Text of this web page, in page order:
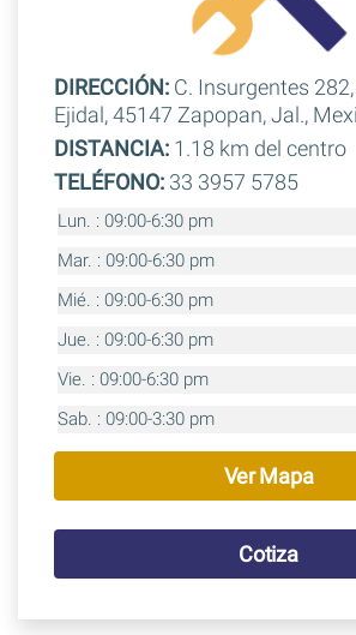
DIRECCIÓN:C. Insurgentes
Ejidal, 45147 Zapopan, Jal.,
DISTANCIA:1.18 km del centro
TELÉFONO:33 3957 5785
Lun. : 09:00-6:30 pm
Mar. : 09:00-6:30 pm
Mié. : 09:00-6:30 pm
Jue. : 09:00-6:30 pm
Vie. : 09:00-6:30 pm
Sab. : 09:00-3:30 pm
Ver Mapa
Cotiza